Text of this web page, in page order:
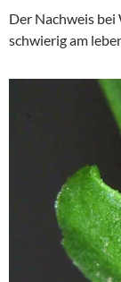
Der Nachweis
schwierig am